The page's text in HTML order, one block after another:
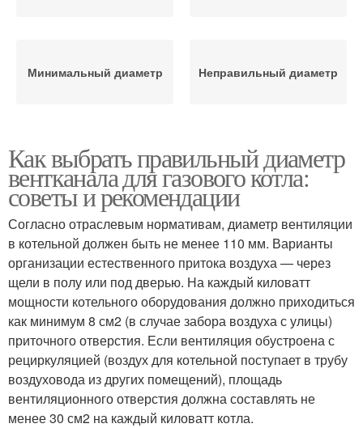
Минимальный диаметр Неправильный диаметр
Как выбрать правильный диаметр
вентканала для газового котла:
советы и рекомендации
Согласно отраслевым нормативам, диаметр вентиляции
в котельной должен быть не менее 110 мм. Варианты
организации естественного притока воздуха — через
щели в полу или под дверью. На каждый киловатт
мощности котельного оборудования должно приходиться
как минимум 8 см2 (в случае забора воздуха с улицы)
приточного отверстия. Если вентиляция обустроена с
рециркуляцией (воздух для котельной поступает в трубу
воздуховода из других помещений), площадь
вентиляционного отверстия должна составлять не
менее 30 см2 на каждый киловатт котла.